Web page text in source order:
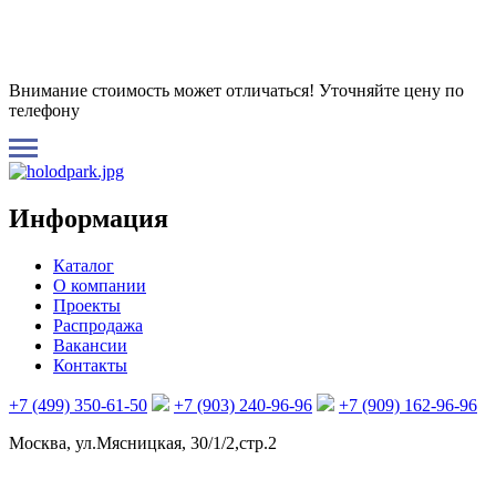
Внимание стоимость может отличаться! Уточняйте цену по
телефону
Информация
Каталог
О компании
Проекты
Распродажа
Вакансии
Контакты
+7 (499) 350-61-50 +7 (903) 240-96-96
+7 (909) 162-96-96
Москва, ул.Мясницкая, 30/1/2,стр.2